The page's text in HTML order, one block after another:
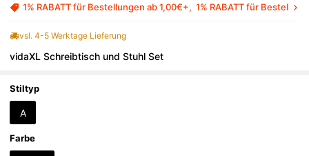
1% RABATT für Bestellungen ab 1,00€+ 1% RABATT für
vsl. 4-5 Werktage Lieferung
vidaXL Schreibtisch und Stuhl Set
Stiltyp
A
Farbe